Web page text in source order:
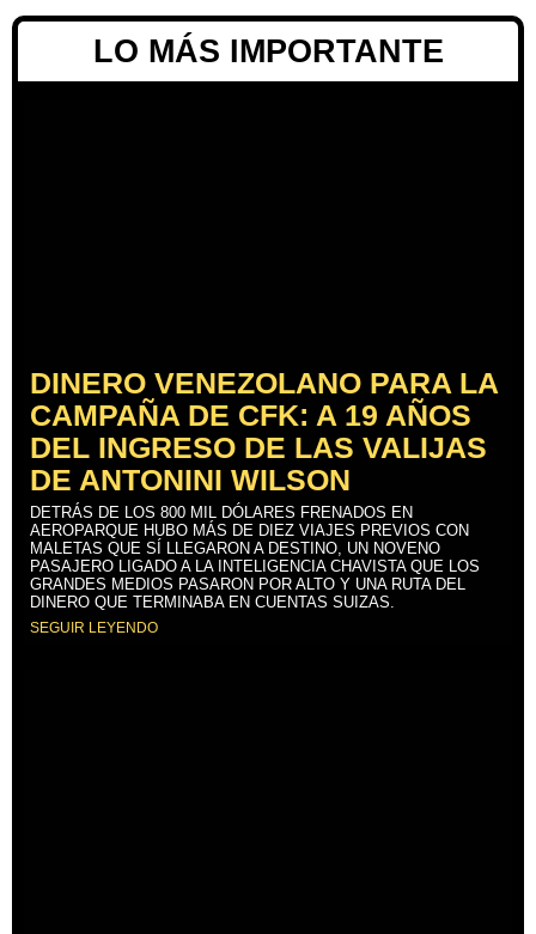
LO MÁS IMPORTANTE
DINERO VENEZOLANO PARA LA
CAMPAÑA DE CFK: A 19 AÑOS
DEL INGRESO DE LAS VALIJAS
DE ANTONINI WILSON
DETRÁS DE LOS 800 MIL DÓLARES FRENADOS EN
AEROPARQUE HUBO MÁS DE DIEZ VIAJES PREVIOS CON
MALETAS QUE SÍ LLEGARON A DESTINO, UN NOVENO
PASAJERO LIGADO A LA INTELIGENCIA CHAVISTA QUE LOS
GRANDES MEDIOS PASARON POR ALTO Y UNA RUTA DEL
DINERO QUE TERMINABA EN CUENTAS SUIZAS.
SEGUIR LEYENDO